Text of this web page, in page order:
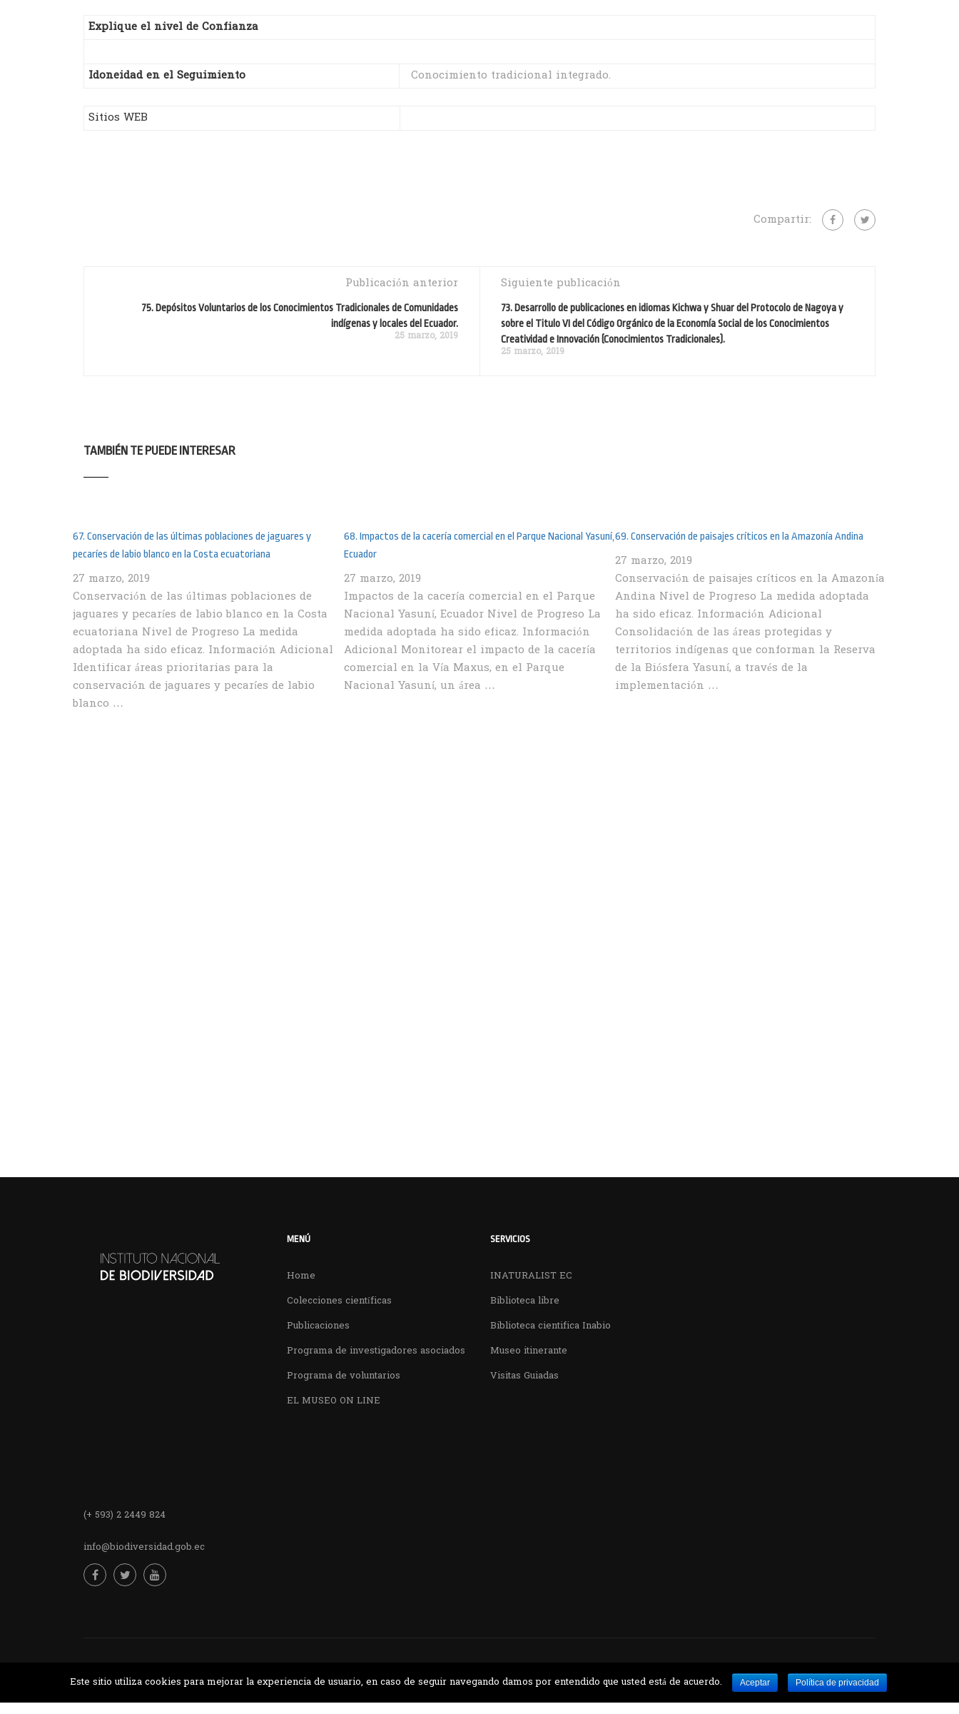
Explique el nivel de Confianza
Idoneidad en el Seguimiento Conocimiento tradicional integrado.
Sitios WEB
Compartir:
Publicación anterior
75. Depósitos Voluntarios de los Conocimientos Tradicionales de Comunidades
indígenas y locales del Ecuador.
25 marzo, 2019
Siguiente publicación
73. Desarrollo de publicaciones en idiomas Kichwa y Shuar del Protocolo de Nagoya y
sobre el Titulo VI del Código Orgánico de la Economía Social de los Conocimientos
Creatividad e Innovación (Conocimientos Tradicionales).
25 marzo, 2019
TAMBIÉN TE PUEDE INTERESAR
67. Conservación de las últimas poblaciones de jaguares y
pecaríes de labio blanco en la Costa ecuatoriana
27 marzo, 2019
Conservación de las últimas poblaciones de
jaguares y pecaríes de labio blanco en la Costa
ecuatoriana Nivel de Progreso La medida
adoptada ha sido eficaz. Información Adicional
Identificar áreas prioritarias para la
conservación de jaguares y pecaríes de labio
blanco …
68. Impactos de la cacería comercial en el Parque Nacional Yasuní,
Ecuador
27 marzo, 2019
Impactos de la cacería comercial en el Parque
Nacional Yasuní, Ecuador Nivel de Progreso La
medida adoptada ha sido eficaz. Información
Adicional Monitorear el impacto de la cacería
comercial en la Vía Maxus, en el Parque
Nacional Yasuní, un área …
69. Conservación de paisajes críticos en la Amazonía Andina
27 marzo, 2019
Conservación de paisajes críticos en la Amazonía
Andina Nivel de Progreso La medida adoptada
ha sido eficaz. Información Adicional
Consolidación de las áreas protegidas y
territorios indígenas que conforman la Reserva
de la Biósfera Yasuní, a través de la
implementación …
(+ 593) 2 2449 824
info@biodiversidad.gob.ec
MENÚ
Home
Colecciones científicas
Publicaciones
Programa de investigadores asociados
Programa de voluntarios
EL MUSEO ON LINE
SERVICIOS
INATURALIST EC
Biblioteca libre
Biblioteca cientifica Inabio
Museo itinerante
Visitas Guiadas
Este sitio utiliza cookies para mejorar la experiencia de usuario, en caso de seguir navegando damos por entendido que usted está de acuerdo. Aceptar Política de privacidad